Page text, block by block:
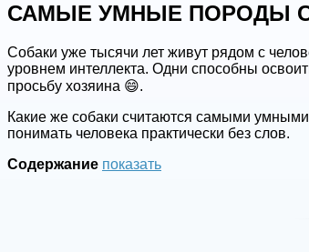
САМЫЕ УМНЫЕ ПОРОДЫ
Собаки уже тысячи лет живут рядом с
уровнем интеллекта. Одни способны
просьбу хозяина 😄.
Какие же собаки считаются самыми
понимать человека практически без слов.
Содержание показать